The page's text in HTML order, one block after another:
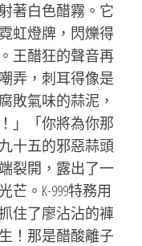
著白色醋霧。它
虹燈牌，閃爍得
王醋狂的聲音再
弄，刺耳得像是
敗氣味的蒜泥，
」「你將為你那
十五的邪惡蒜頭
裂開，露出了一
。K-999特務用
住了廖沾沾的褲
！那是醋酸離子